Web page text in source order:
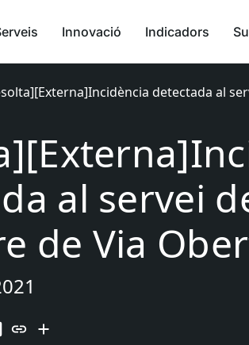
Innovació Indicadors
detectada al
al servei
de Via